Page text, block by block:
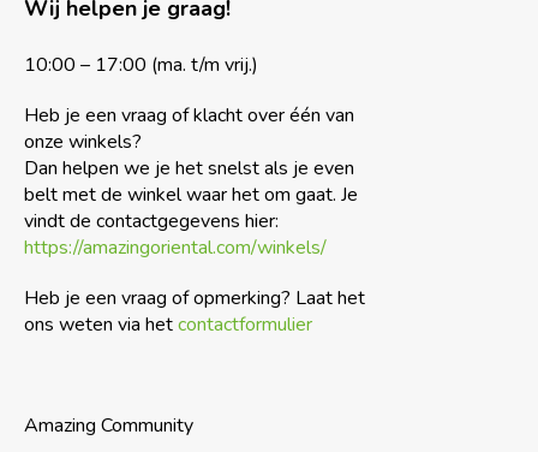
Wij helpen je graag!
10:00 – 17:00 (ma. t/m vrij.)
Heb je een vraag of klacht over één van
onze winkels?
Dan helpen we je het snelst als je even
belt met de winkel waar het om gaat. Je
vindt de contactgegevens hier:
https://amazingoriental.com/winkels/
Heb je een vraag of opmerking? Laat het
ons weten via hetcontactformulier
Amazing Community